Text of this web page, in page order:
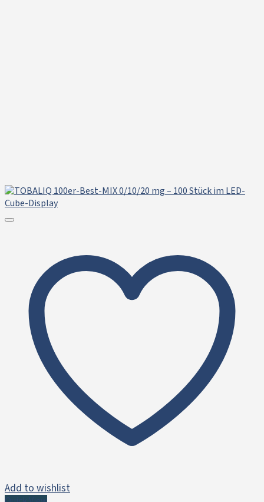
Add to wishlist